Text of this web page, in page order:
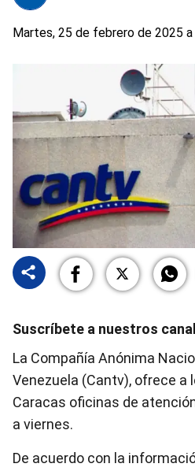
Martes, 25 de febrero de 2025
Suscríbete a nuestros
La Compañía Anónima
Venezuela (Cantv), ofrece a
Caracas oficinas de
a viernes.
De acuerdo con la